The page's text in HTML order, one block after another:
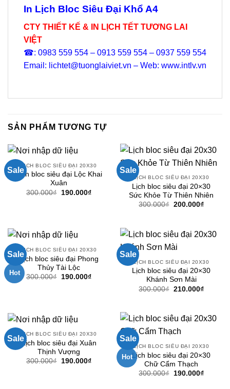
550.000₫.
In Lịch Bloc Siêu Đại Khổ A4
CTY THIẾT KẾ & IN LỊCH TẾT TƯƠNG LAI
VIỆT
☎: 0983 559 554 – 0913 559 554 – 0937 559 554
Email: lichtet@tuonglaiviet.vn – Web: www.intlv.vn
SẢN PHẨM TƯƠNG TỰ
Sale
LỊCH BLOC SIÊU ĐẠI 20X30
Lịch bloc siêu đại Lộc Khai
Xuân
300.000₫
Giá
190.000₫Giá
Sale
LỊCH BLOC SIÊU ĐẠI 20X30
Lịch bloc siêu đại 20×30
Sức Khỏe Từ Thiên Nhiên
300.000₫ Giá
200.000₫Giá
Sale
Hot
LỊCH BLOC SIÊU ĐẠI 20X30
Lịch bloc siêu đại Phong
Thủy Tài Lộc
300.000₫
Giá
190.000₫Giá
Sale
LỊCH BLOC SIÊU ĐẠI 20X30
Lịch bloc siêu đại 20×30
Khánh Sơn Mài
300.000₫ Giá
210.000₫Giá
Sale
LỊCH BLOC SIÊU ĐẠI 20X30
Lịch bloc siêu đại Xuân
Thịnh Vượng
300.000₫
Giá
190.000₫Giá
Sale
Hot
LỊCH BLOC SIÊU ĐẠI 20X30
Lịch bloc siêu đại 20×30
Chữ Cẩm Thạch
300.000₫
Giá
190.000₫Giá